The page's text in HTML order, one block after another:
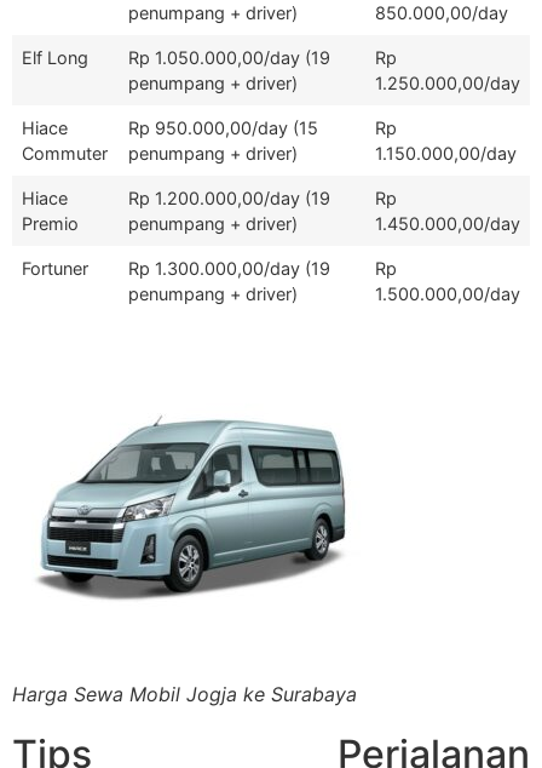
penumpang + driver) 850.000,00/day
Elf Long
Rp 1.050.000,00/day (19
penumpang + driver)
Rp
1.250.000,00/day
Hiace
Commuter
Rp 950.000,00/day (15
penumpang + driver)
Rp
1.150.000,00/day
Hiace
Premio
Rp 1.200.000,00/day (19
penumpang + driver)
Rp
1.450.000,00/day
Fortuner
Rp 1.300.000,00/day (19
penumpang + driver)
Rp
1.500.000,00/day
Harga Sewa Mobil Jogja ke Surabaya
Tips Perjalanan